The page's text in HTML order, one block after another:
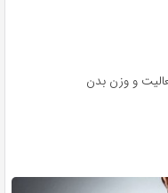
و وزن بدن